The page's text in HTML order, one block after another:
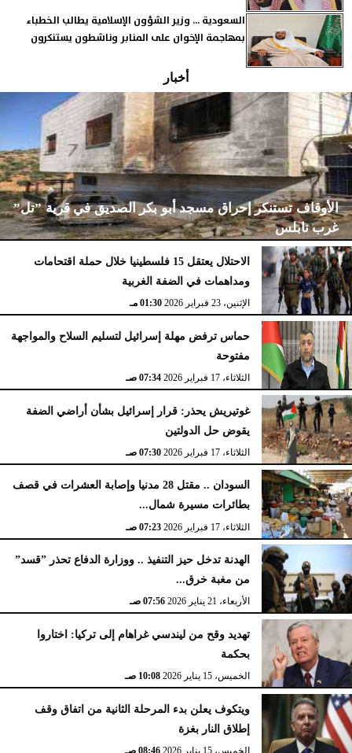
السعودية ... وزير الشؤون الإسلامية يطالب الخطباء
بمهاجمة الإخوان على المنابر وناشطون يستنكرون
أخبار
الأوقاف تستنكر إحراق مسجد أبو بكر الصديق في قرية ”تل”
غرب نابلس
الإثنين، 23 فبراير 2026 02:15 مـ
الاحتلال يعتقل 15 فلسطينيا خلال حملة اقتحامات
ومداهمات في الضفة الغربية
الإثنين، 23 فبراير 2026 01:30 مـ
حماس ترفض مهلة إسرائيل لتسليم السلاح والمواجهة
مفتوحة
الثلاثاء، 17 فبراير 2026 07:34 صـ
غوتيريش يحذر: قرار إسرائيل بشأن أراضي الضفة
يقوض حل الدولتين
الثلاثاء، 17 فبراير 2026 07:30 صـ
السودان .. مقتل 28 مدنيا وإصابة العشرات في قصف
بطائرات مسيرة شمال...
الثلاثاء، 17 فبراير 2026 07:23 صـ
الهدنة تدخل حيز التنفيذ .. ووزارة الدفاع تحذر ”قسد”
من مغبة خرق...
الأربعاء، 21 يناير 2026 07:56 صـ
تهديد وقح من ليندسي غراهام إلى تركيا: اختاروا
بحكمة
الخميس، 15 يناير 2026 10:08 صـ
ويتكوف يعلن بدء المرحلة الثانية من اتفاق وقف
إطلاق النار بغزة
الخميس، 15 يناير 2026 08:46 صـ